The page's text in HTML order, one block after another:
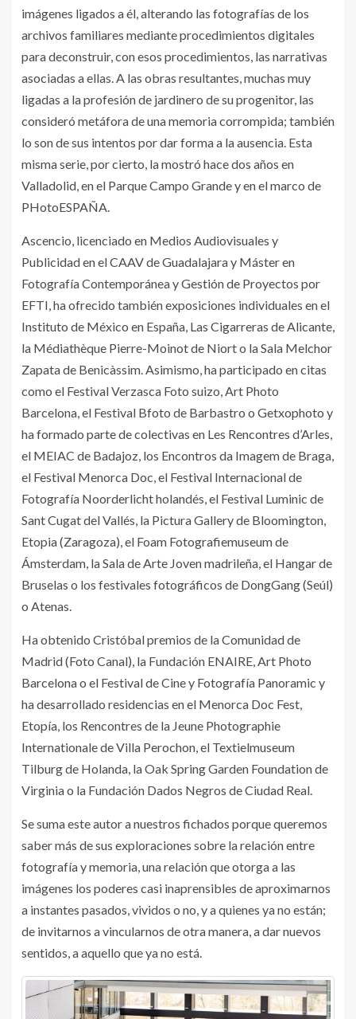
imágenes ligados a él, alterando las fotografías de los
archivos familiares mediante procedimientos digitales
para deconstruir, con esos procedimientos, las narrativas
asociadas a ellas. A las obras resultantes, muchas muy
ligadas a la profesión de jardinero de su progenitor, las
consideró metáfora de una memoria corrompida; también
lo son de sus intentos por dar forma a la ausencia. Esta
misma serie, por cierto, la mostró hace dos años en
Valladolid, en el Parque Campo Grande y en el marco de
PHotoESPAÑA.
Ascencio, licenciado en Medios Audiovisuales y
Publicidad en el CAAV de Guadalajara y Máster en
Fotografía Contemporánea y Gestión de Proyectos por
EFTI, ha ofrecido también exposiciones individuales en el
Instituto de México en España, Las Cigarreras de Alicante,
la Médiathèque Pierre-Moinot de Niort o la Sala Melchor
Zapata de Benicàssim. Asimismo, ha participado en citas
como el Festival Verzasca Foto suizo, Art Photo
Barcelona, el Festival Bfoto de Barbastro o Getxophoto y
ha formado parte de colectivas en Les Rencontres d’Arles,
el MEIAC de Badajoz, los Encontros da Imagem de Braga,
el Festival Menorca Doc, el Festival Internacional de
Fotografía Noorderlicht holandés, el Festival Luminic de
Sant Cugat del Vallés, la Pictura Gallery de Bloomington,
Etopia (Zaragoza), el Foam Fotografiemuseum de
Ámsterdam, la Sala de Arte Joven madrileña, el Hangar de
Bruselas o los festivales fotográficos de DongGang (Seúl)
o Atenas.
Ha obtenido Cristóbal premios de la Comunidad de
Madrid (Foto Canal), la Fundación ENAIRE, Art Photo
Barcelona o el Festival de Cine y Fotografía Panoramic y
ha desarrollado residencias en el Menorca Doc Fest,
Etopía, los Rencontres de la Jeune Photographie
Internationale de Villa Perochon, el Textielmuseum
Tilburg de Holanda, la Oak Spring Garden Foundation de
Virginia o la Fundación Dados Negros de Ciudad Real.
Se suma este autor a nuestros fichados porque queremos
saber más de sus exploraciones sobre la relación entre
fotografía y memoria, una relación que otorga a las
imágenes los poderes casi inaprensibles de aproximarnos
a instantes pasados, vividos o no, y a quienes ya no están;
de invitarnos a vincularnos de otra manera, a dar nuevos
sentidos, a aquello que ya no está.